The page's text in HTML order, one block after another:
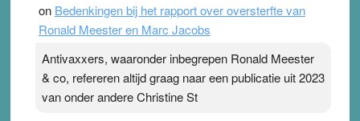
on Bedenkingen bij het rapport over oversterfte van
Ronald Meester en Marc Jacobs
Antivaxxers, waaronder inbegrepen Ronald Meester
& co, refereren altijd graag naar een publicatie uit 2023
van onder andere Christine St